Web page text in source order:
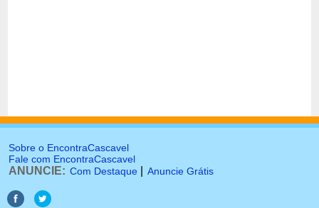
Sobre o EncontraCascavel
Fale com EncontraCascavel
ANUNCIE: Com Destaque Anuncie Grátis